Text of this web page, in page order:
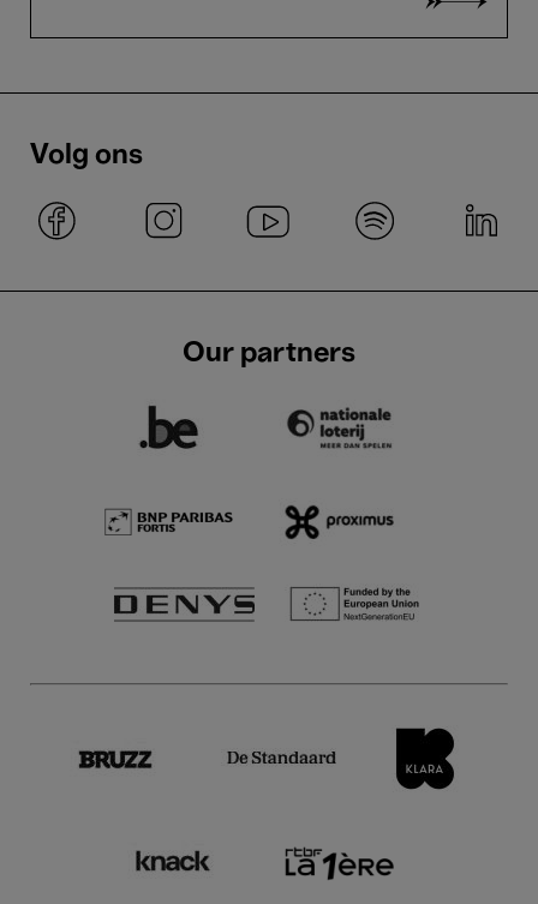
Volg ons
Our partners